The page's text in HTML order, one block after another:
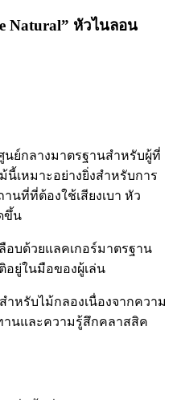
Natural” หัวไนลอน
นย์กลางมาตรฐานสำหรับผู้ที่
เหมาะอย่างยิ่งสำหรับการ
นที่ที่ต้องใช้เสียงเบา หัว
ขึ้น
ลือบด้วยแลคเกอร์มาตรฐาน
อยู่ในมือของผู้เล่น
ำหรับไม้กลองเนื่องจากความ
นและความรู้สึกคลาสสิค